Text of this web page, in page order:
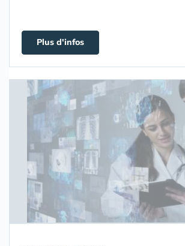
Plus d'infos